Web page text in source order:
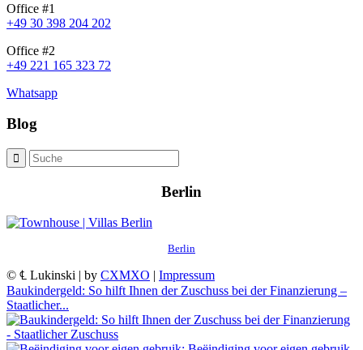
Office #1
+49 30 398 204 202
Office #2
+49 221 165 323 72
Whatsapp
Blog
Berlin
Berlin
© ℄ Lukinski | by CXMXO | Impressum
Baukindergeld: So hilft Ihnen der Zuschuss bei der Finanzierung –
Staatlicher...